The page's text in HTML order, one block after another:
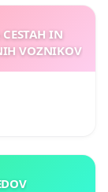
IN
VOZNIKOV